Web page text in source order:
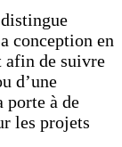
conception en
afin de suivre
d’une
porte à de
les projets